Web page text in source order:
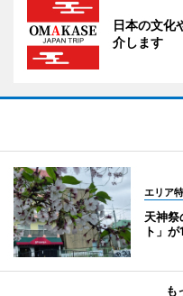
日本の文
介します
エリア
天神祭
ト」
も